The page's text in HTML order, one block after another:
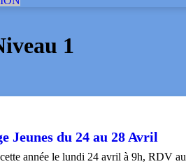
1
Jeunes du 24 au 28 Avril
année le lundi 24 avril à 9h, RDV au